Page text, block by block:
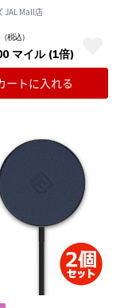
JAL Mall店
（税込）
マイル (1倍)
ートに入れる